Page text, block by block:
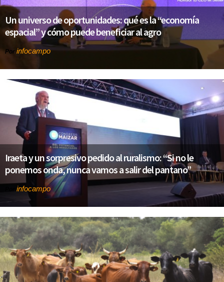
Un universo de oportunidades: qué es la “economía
espacial” y cómo puede beneficiar al agro
Por infocampo
Iraeta y un sorpresivo pedido al ruralismo: “Si no le
ponemos onda, nunca vamos a salir del pantano”
infocampo